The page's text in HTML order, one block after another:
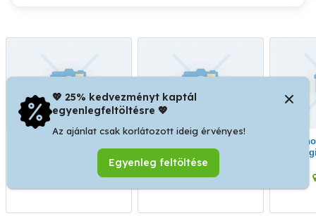
munkavállaló
kocsival Csepelen
XXI. kerület
💖 25% kedvezményt kaptál
egyenlegfeltöltésre 💖
Az ajánlat csak korlátozott ideig érvényes!
Egyenleg feltöltése